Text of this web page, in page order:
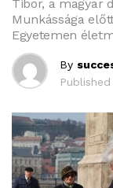
Tibor, a magyar
Munkássága
Egyetemen
By